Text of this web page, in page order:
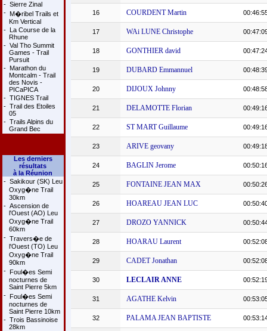
- Sierre Zinal
- M�ribel Trails et
Km Vertical
- La Course de la
Rhune
- Val Tho Summit
Games - Trail
Pursuit
- Marathon du
Montcalm - Trail
des Novis -
PICaPICA
- TIGNES Trail
- Trail des Etoiles
05
- Trails Alpins du
Grand Bec
Les derniers
résultats
à la Réunion
- Sakikour (SK) Leu
Oxyg�ne Trail
30km
- Ascension de
l'Ouest (AO) Leu
Oxyg�ne Trail
60km
- Travers�e de
l'Ouest (TO) Leu
Oxyg�ne Trail
90km
- Foul�es Semi
nocturnes de
Saint Pierre 5km
- Foul�es Semi
nocturnes de
Saint Pierre 10km
- Trois Bassinoise
28km
16 COURDENT Martin
17 WAi LUNE Christophe
18 GONTHIER david
19 DUBARD Emmannuel
20 DIJOUX Johnny
21 DELAMOTTE Florian
22 ST MART Guillaume
23 ARIVE geovany
24 BAGLIN Jerome
25 FONTAINE JEAN MAX
26 HOAREAU JEAN LUC
27 DROZO YANNICK
28 HOARAU Laurent
29 CADET Jonathan
30 LECLAIR ANNE
31 AGATHE Kelvin
32 PALAMA JEAN BAPTISTE